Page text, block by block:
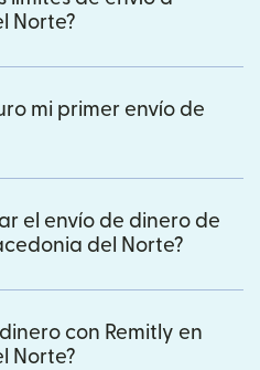
Norte?
mi primer envío de
el envío de dinero de
del Norte?
con Remitly en
Norte?